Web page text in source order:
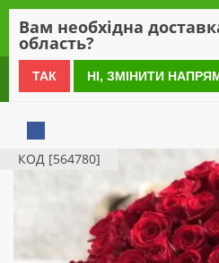
0 800 21 54 55
КОД [564780]
Вам необхідна
область?
ТАК НІ, ЗМІНИТИ